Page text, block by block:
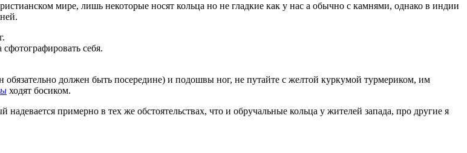
мире, лишь некоторые носят кольца но не гладкие как у нас а обычно с камнями, однако в индии
сфотографировать себя.
должен быть посередине) и подошвы ног, не путайте с желтой куркумой турмериком, им
ходят босиком.
примерно в тех же обстоятельствах, что и обручальные кольца у жителей запада, про другие я